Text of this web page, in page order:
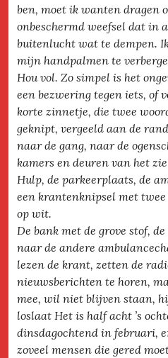
ben, moet ik wanten dragen
onbeschermd weefsel dat in
buitenlucht wat te dempen.
mijn handpalmen te
Hou vol. Zo simpel is het
een bezwering tegen iets, of
korte zinnetje, die twee
geknipt, vergeeld aan de
naar de gang, naar de
kamers en deuren van het
Hulp, de parkeerplaats, de
een krantenknipsel met
op wit.
De bank met de grove stof,
naar de andere
lezen de krant, zetten de
nieuwsberichten te horen,
mee, wil niet blijven staan,
loslaat Het is half acht ’s
dinsdagochtend in februari,
zoveel mensen die gered